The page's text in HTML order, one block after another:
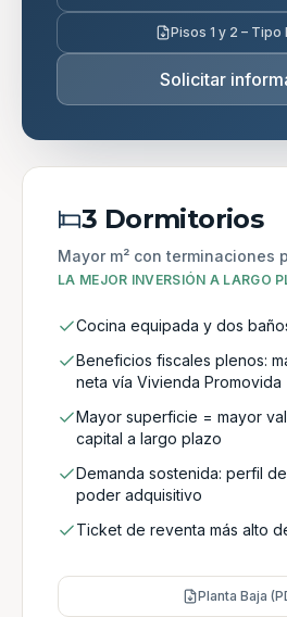
Pisos 1 y 2 – Tipo
Solicitar
3 Dormitorios
Mayor m² con terminaciones
LA MEJOR INVERSIÓN A LARGO
Cocina equipada y dos
Beneficios fiscales plenos:
neta vía Vivienda Promovida
Mayor superficie = mayor
capital a largo plazo
Demanda sostenida: perfil
poder adquisitivo
Ticket de reventa más alto
Planta Baja